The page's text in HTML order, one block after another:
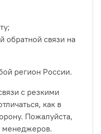
обратной связи на
регион России.
с резкими
как в
Пожалуйста,
менеджеров.